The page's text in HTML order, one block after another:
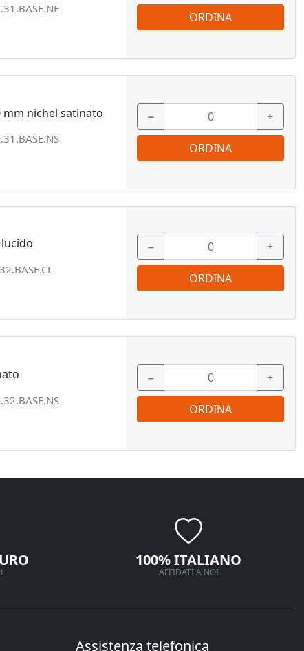
ORDINA
mm nichel satinato − +
ORDINA
− +
ORDINA
− +
ORDINA
100% ITALIANO
AFFIDATI A NOI
Assistenza telefonica